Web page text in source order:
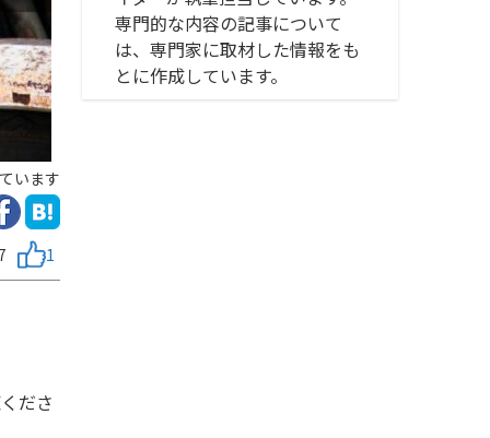
います
1
ださ
専門的な内容の記事について
は、専門家に取材した情報をも
とに作成しています。